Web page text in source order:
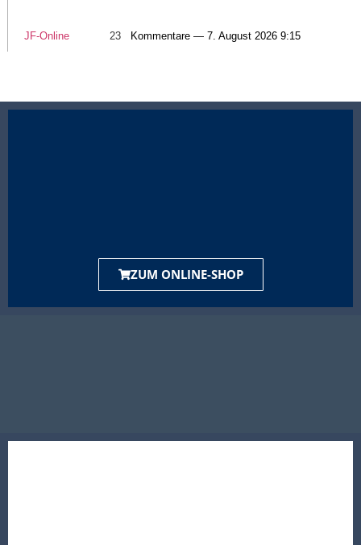
JF-Online 23 Kommentare — 7. August 2026 9:15
ZUM ONLINE-SHOP